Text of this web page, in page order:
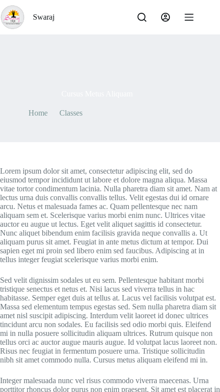
Skip
to
content
Swaraj
Home Classes
Lorem ipsum dolor sit amet, consectetur adipiscing elit, sed do
eiusmod tempor incididunt ut labore et dolore magna aliqua. Massa
vitae tortor condimentum lacinia. Nulla pharetra diam sit amet. Nam at
lectus urna duis convallis convallis tellus. Velit egestas dui id ornare
arcu. Netus et malesuada fames ac. Quam pellentesque nec nam
aliquam sem et. Scelerisque varius morbi enim nunc. Ultrices vitae
auctor eu augue ut lectus. Eget velit aliquet sagittis id consectetur.
Nunc aliquet bibendum enim facilisis gravida neque convallis a. Ut
aliquam purus sit amet. Feugiat in ante metus dictum at tempor. Dui
sapien eget mi proin sed libero enim sed faucibus. Adipiscing at in
tellus integer feugiat scelerisque varius morbi enim.
Sed velit dignissim sodales ut eu sem. Pellentesque habitant morbi
tristique senectus et netus et. Nisi lacus sed viverra tellus in hac
habitasse. Semper eget duis at tellus at. Lacus vel facilisis volutpat est.
Massa sed elementum tempus egestas sed. Sem nulla pharetra diam sit
amet nisl suscipit adipiscing. Interdum velit laoreet id donec ultrices
tincidunt arcu non sodales. Eu facilisis sed odio morbi quis. Eleifend
mi in nulla posuere sollicitudin aliquam ultrices. Rutrum quisque non
tellus orci ac auctor augue mauris augue. Id volutpat lacus laoreet non.
Risus nec feugiat in fermentum posuere urna. Tristique sollicitudin
nibh sit amet commodo nulla. Cursus metus aliquam eleifend mi in.
Integer malesuada nunc vel risus commodo viverra maecenas. Urna
porttitor rhoncus dolor purus non enim praesent. Sit amet est placerat in